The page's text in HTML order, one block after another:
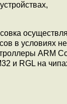
в условиях
ARM
и RGL на